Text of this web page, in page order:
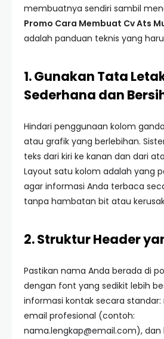
membuatnya sendiri sambil
Promo Cara Membuat Cv Ats
adalah panduan teknis yang
1. Gunakan Tata
Sederhana dan
Hindari penggunaan kolom
atau grafik yang berlebihan.
teks dari kiri ke kanan dan dari
Layout satu kolom adalah yang
agar informasi Anda terbaca
tanpa hambatan bit atau
2. Struktur Header
Pastikan nama Anda berada di
dengan font yang sedikit lebih
informasi kontak secara
email profesional (contoh:
nama.lengkap@email.com), dan